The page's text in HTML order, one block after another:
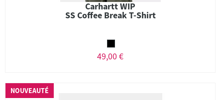
Carhartt WIP
SS Coffee Break T-Shirt
49,00 €
NOUVEAUTÉ